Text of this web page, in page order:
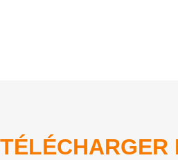
TÉLÉCHARGER